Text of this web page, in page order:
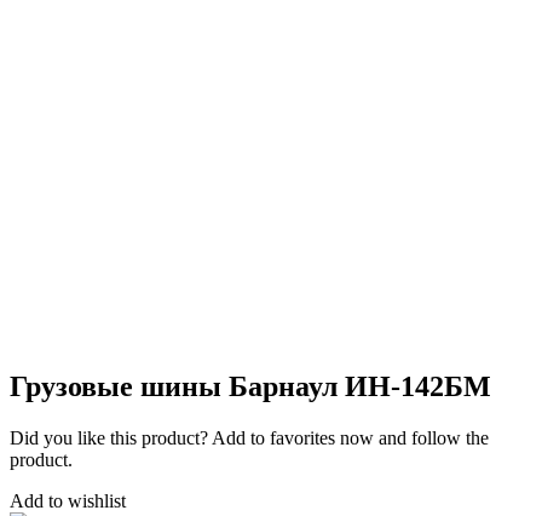
Грузовые шины Барнаул ИН-142БМ
Did you like this product? Add to favorites now and follow the
product.
Add to wishlist